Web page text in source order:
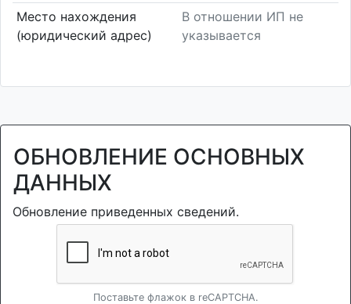
Место нахождения
(юридический адрес)
В отношении ИП не
указывается
ОБНОВЛЕНИЕ ОСНОВНЫХ
ДАННЫХ
Обновление приведенных сведений.
Поставьте флажок в reCAPTCHA.